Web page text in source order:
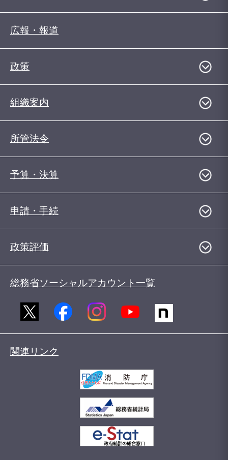
広報・報道
政策
組織案内
所管法令
予算・決算
申請・手続
政策評価
総務省ソーシャルアカウント一覧
関連リンク